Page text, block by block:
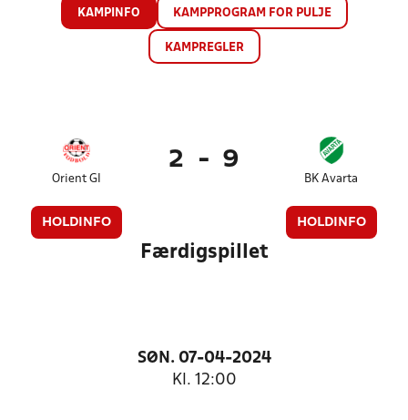
KAMPINFO KAMPPROGRAM FOR PULJE
KAMPREGLER
Orient GI
HOLDINFO
2 - 9
BK Avarta
HOLDINFO
Færdigspillet
SØN. 07-04-2024
Kl. 12:00